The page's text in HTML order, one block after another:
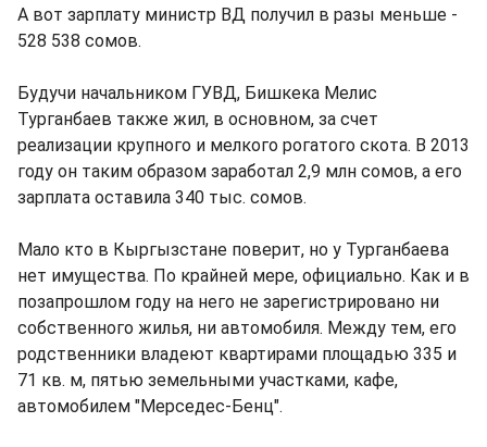
А вот зарплату министр ВД получил в разы меньше -
528 538 сомов.
Будучи начальником ГУВД, Бишкека Мелис
Турганбаев также жил, в основном, за счет
реализации крупного и мелкого рогатого скота. В 2013
году он таким образом заработал 2,9 млн сомов, а его
зарплата оставила 340 тыс. сомов.
Мало кто в Кыргызстане поверит, но у Турганбаева
нет имущества. По крайней мере, официально. Как и в
позапрошлом году на него не зарегистрировано ни
собственного жилья, ни автомобиля. Между тем, его
родственники владеют квартирами площадью 335 и
71 кв. м, пятью земельными участками, кафе,
автомобилем "Мерседес-Бенц".